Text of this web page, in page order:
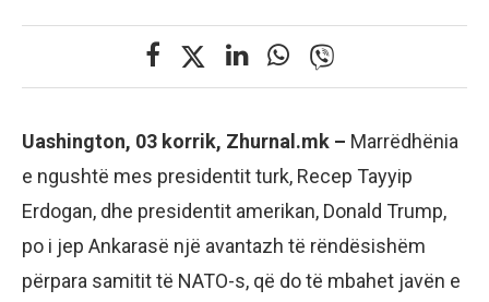
Uashington, 03 korrik, Zhurnal.mk – Marrëdhënia
e ngushtë mes presidentit turk, Recep Tayyip
Erdogan, dhe presidentit amerikan, Donald Trump,
po i jep Ankarasë një avantazh të rëndësishëm
përpara samitit të NATO-s, që do të mbahet javën e